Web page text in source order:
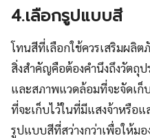
4.เลือกรูปแบบสี
โทนสีที่เลือกใช้ควรเสริมผลิ
สิ่งสำคัญคือต้องคำนึงถึงวัตถุ
และสภาพแวดล้อมที่จะจัดเก็บ
ที่จะเก็บไว้ในที่มีแสงจ้าหรือแ
รูปแบบสีที่สว่างกว่าเพื่อให้ม